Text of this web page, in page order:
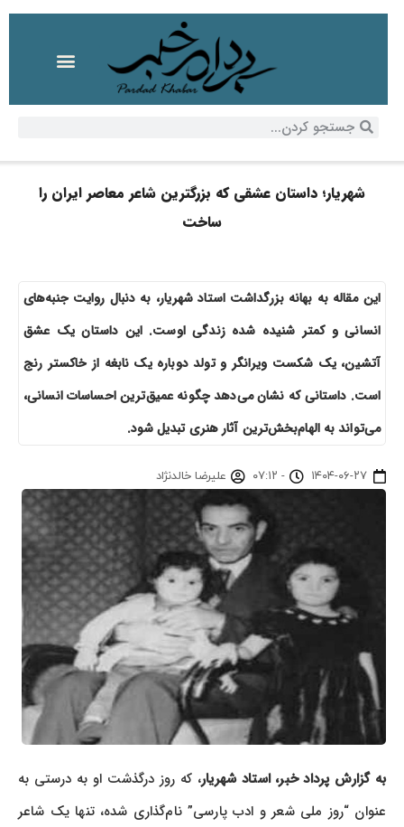
شهریار؛ داستان عشقی که بزرگترین شاعر معاصر ایران را
ساخت
این مقاله به بهانه بزرگداشت استاد شهریار، به دنبال روایت جنبه‌های
انسانی و کمتر شنیده شده زندگی اوست. این داستان یک عشق
آتشین، یک شکست ویرانگر و تولد دوباره یک نابغه از خاکستر رنج
است. داستانی که نشان می‌دهد چگونه عمیق‌ترین احساسات انسانی،
می‌تواند به الهام‌بخش‌ترین آثار هنری تبدیل شود.
۱۴۰۴-۰۶-۲۷ - ۰۷:۱۲ علیرضا خالدنژاد
به گزارش پرداد خبر، استاد شهریار، که روز درگذشت او به درستی به
عنوان “روز ملی شعر و ادب پارسی” نام‌گذاری شده، تنها یک شاعر